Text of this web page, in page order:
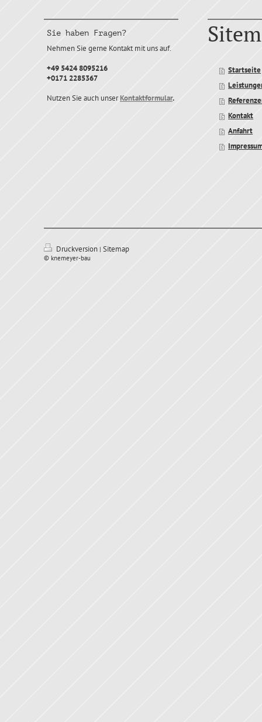
Sie haben Fragen?
Nehmen Sie gerne Kontakt mit uns auf.
+49 5424 8095216
+0171 2285367
Nutzen Sie auch unserKontaktformular.
Startseite
Kontakt
Anfahrt
Druckversion | Sitemap
© knemeyer-bau